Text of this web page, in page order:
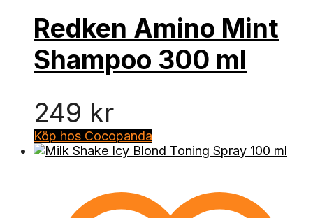
Redken Amino Mint
Shampoo 300 ml
249 kr
Köp hos Cocopanda